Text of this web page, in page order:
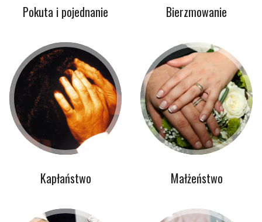
Pokuta i pojednanie Bierzmowanie
Kapłaństwo Małżeństwo